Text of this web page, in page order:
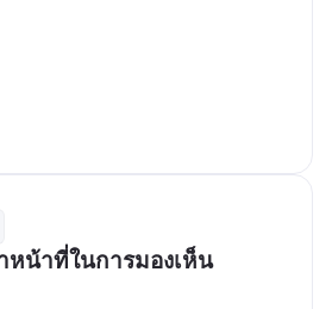
หน้าที่ในการมองเห็น